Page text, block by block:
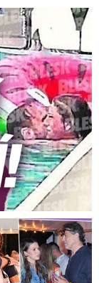
slova!
ale...